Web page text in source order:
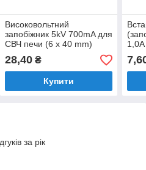
Високовольтний
запобіжник 5kV 700mA для
СВЧ печи (6 x 40 mm)
28,40₴
Купити
за рік